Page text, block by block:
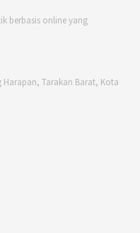
berbasis online yang
Harapan, Tarakan Barat, Kota